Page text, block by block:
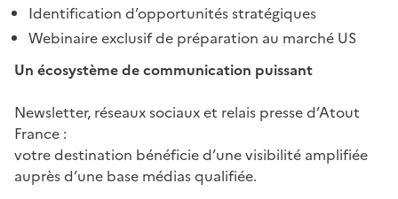
Identification d’opportunités stratégiques
Webinaire exclusif de préparation au marché US
Un écosystème de communication puissant
Newsletter, réseaux sociaux et relais presse d’Atout
France :
votre destination bénéficie d’une visibilité amplifiée
auprès d’une base médias qualifiée.